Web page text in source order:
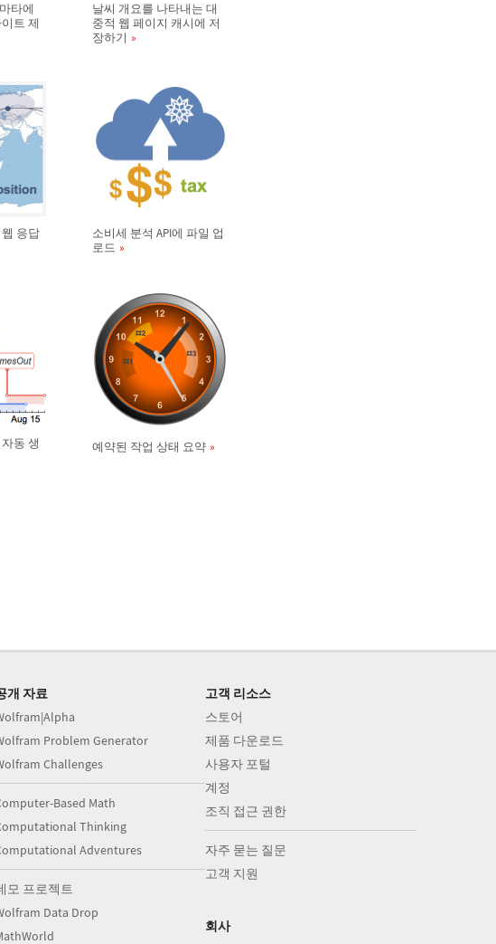
타에
트 제
날씨 개요를 나타내는 대
중적 웹 페이지 캐시에 저
장하기
응답
소비세 분석 API에 파일 업
로드
동 생
예약된 작업 상태 요약
개 자료
Problem Generator
Challenges
Based Math
Thinking
Adventures
모 프로젝트
Data Drop
고객 리소스
스토어
제품 다운로드
사용자 포털
계정
조직 접근 권한
자주 묻는 질문
고객 지원
회사